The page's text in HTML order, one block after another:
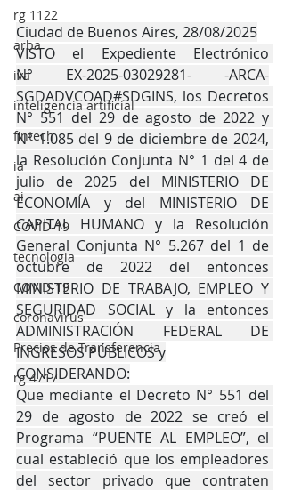
rg 1122
arba
iva
inteligencia artificial
fintech
ia
ai
COVID-19
tecnologia
COVID-19
coronavirus
Precios de Transferencia
rg 4717
Ciudad de Buenos Aires, 28/08/2025
VISTO el Expediente Electrónico
N° EX-2025-03029281- -ARCA-
SGDADVCOAD#SDGINS, los Decretos
N° 551 del 29 de agosto de 2022 y
N° 1.085 del 9 de diciembre de 2024,
la Resolución Conjunta N° 1 del 4 de
julio de 2025 del MINISTERIO DE
ECONOMÍA y del MINISTERIO DE
CAPITAL HUMANO y la Resolución
General Conjunta N° 5.267 del 1 de
octubre de 2022 del entonces
MINISTERIO DE TRABAJO, EMPLEO Y
SEGURIDAD SOCIAL y la entonces
ADMINISTRACIÓN FEDERAL DE
INGRESOS PÚBLICOS y
CONSIDERANDO:
Que mediante el Decreto N° 551 del
29 de agosto de 2022 se creó el
Programa “PUENTE AL EMPLEO”, el
cual estableció que los empleadores
del sector privado que contraten